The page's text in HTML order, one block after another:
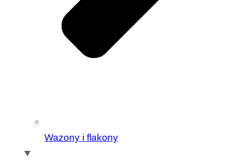
Wazony i flakony